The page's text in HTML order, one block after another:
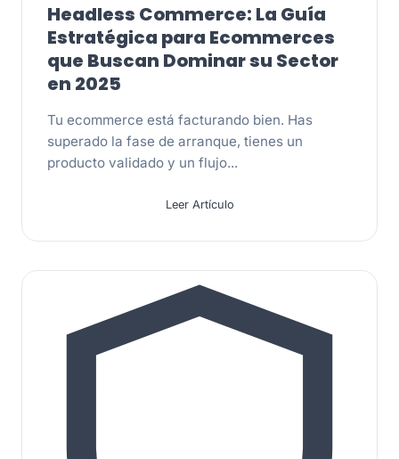
Headless Commerce: La Guía
Estratégica para Ecommerces
que Buscan Dominar su Sector
en 2025
Tu ecommerce está facturando bien. Has
superado la fase de arranque, tienes un
producto validado y un flujo...
Leer Artículo